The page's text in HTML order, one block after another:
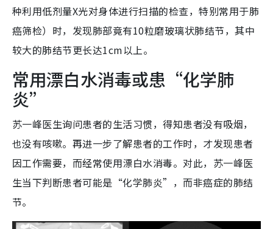
种利用低剂量X光对身体进行扫描的检查，特别常用于肺
癌筛检）时，发现肺部竟有10粒磨玻璃状肺结节，其中
较大的肺结节更长达1cm以上。
常用漂白水消毒或患“化学肺
炎”
苏一峰医生询问患者的生活习惯，得知患者没有吸烟，
也没有咳嗽。再进一步了解患者的工作时，才发现患者
因工作需要，而经常使用漂白水消毒。对此，苏一峰医
生当下判断患者可能是“化学肺炎”，而非癌症的肺结
节。